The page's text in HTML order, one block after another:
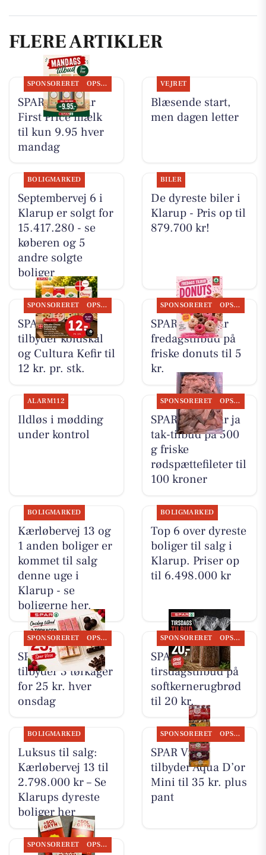
FLERE ARTIKLER
SPONSORERET OPSLAGSTAVLEN
SPAR Visse har
First Price mælk
til kun 9.95 hver
mandag
VEJRET
Blæsende start,
men dagen letter
BOLIGMARKED
Septembervej 6 i
Klarup er solgt for
15.417.280 - se
køberen og 5
andre solgte
boliger
BILER
De dyreste biler i
Klarup - Pris op til
879.700 kr!
SPONSORERET OPSLAGSTAVLEN
SPAR Visse
tilbyder koldskål
og Cultura Kefir til
12 kr. pr. stk.
SPONSORERET OPSLAGSTAVLEN
SPAR Visse har
fredagstilbud på
friske donuts til 5
kr.
ALARM112
Ildløs i mødding
under kontrol
SPONSORERET OPSLAGSTAVLEN
SPAR Visse har ja
tak-tilbud på 500
g friske
rødspættefileter til
100 kroner
BOLIGMARKED
Kærløbervej 13 og
1 anden boliger er
kommet til salg
denne uge i
Klarup - se
boligerne her.
BOLIGMARKED
Top 6 over dyreste
boliger til salg i
Klarup. Priser op
til 6.498.000 kr
SPONSORERET OPSLAGSTAVLEN
SPAR Visse
tilbyder 3 tørkager
for 25 kr. hver
onsdag
SPONSORERET OPSLAGSTAVLEN
SPAR Visse har
tirsdagstilbud på
softkernerugbrød
til 20 kr.
BOLIGMARKED
Luksus til salg:
Kærløbervej 13 til
2.798.000 kr – Se
Klarups dyreste
boliger her
SPONSORERET OPSLAGSTAVLEN
SPAR Visse
tilbyder Aqua D’or
Mini til 35 kr. plus
pant
SPONSORERET OPSLAGSTAVLEN